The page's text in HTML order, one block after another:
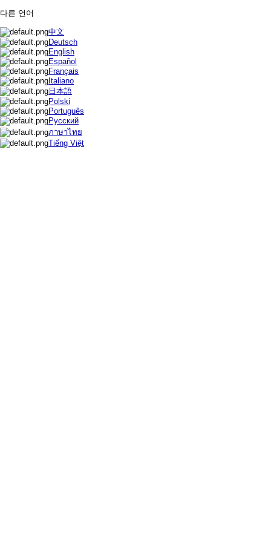
다른 언어
中文
Deutsch
English
Español
Français
Italiano
日本語
Polski
Português
Русский
ภาษาไทย
Tiếng Việt